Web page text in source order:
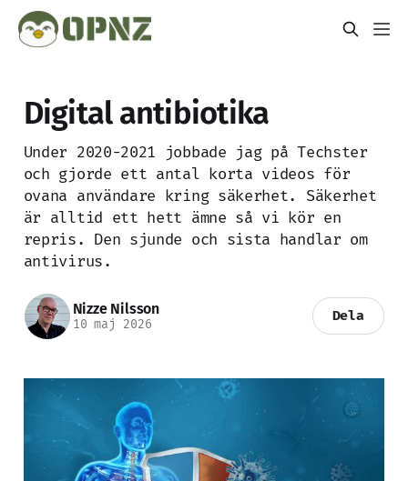
Digital antibiotika
Under 2020-2021 jobbade jag på Techster
och gjorde ett antal korta videos för
ovana användare kring säkerhet. Säkerhet
är alltid ett hett ämne så vi kör en
repris. Den sjunde och sista handlar om
antivirus.
Nizze Nilsson
10 maj 2026
Dela